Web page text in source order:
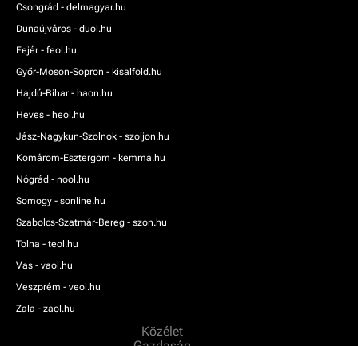
Csongrád - delmagyar.hu
Dunaújváros - duol.hu
Fejér - feol.hu
Győr-Moson-Sopron - kisalfold.hu
Hajdú-Bihar - haon.hu
Heves - heol.hu
Jász-Nagykun-Szolnok - szoljon.hu
Komárom-Esztergom - kemma.hu
Nógrád - nool.hu
Somogy - sonline.hu
Szabolcs-Szatmár-Bereg - szon.hu
Tolna - teol.hu
Vas - vaol.hu
Veszprém - veol.hu
Zala - zaol.hu
Közélet